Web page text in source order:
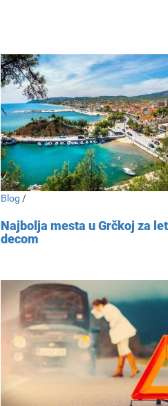
Blog /
Najbolja mesta u Grčkoj za
decom